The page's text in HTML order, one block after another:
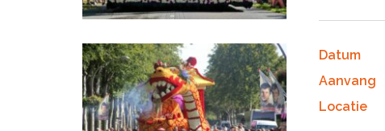
Datum
Aanvang
Locatie